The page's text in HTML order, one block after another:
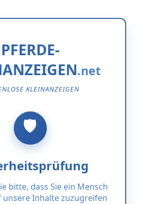
PFERDE-
KLEINANZEIGEN
bitte, dass Sie ein Mensch
unsere Inhalte zuzugreifen